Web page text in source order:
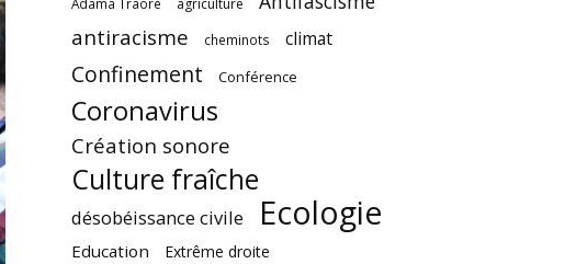
agriculture
antiracisme cheminots climat
Confinement Conférence
Coronavirus
Création sonore
Culture fraîche
désobéissance civile Ecologie
Education Extrême droite